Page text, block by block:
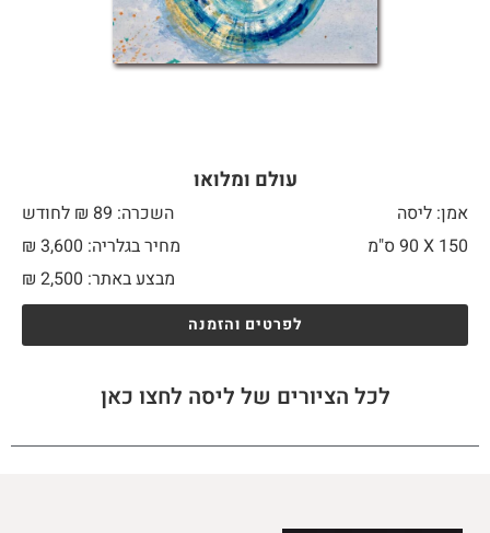
עולם ומלואו
אמן: ליסה
השכרה: 89 ₪ לחודש
150 X
מחיר בגלריה: 3,600 ₪
מבצע באתר:
₪ 2,500
לפרטים והזמנה
לכל הציורים של ליסה לחצו כאן